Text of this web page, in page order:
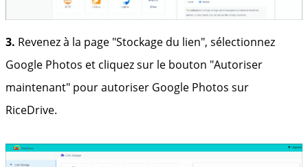
3. Revenez à la page "Stockage du lien", sélectionnez
Google Photos et cliquez sur le bouton "Autoriser
maintenant" pour autoriser Google Photos sur
RiceDrive.